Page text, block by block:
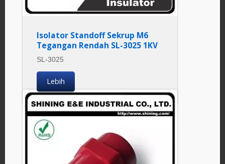
Isolator Standoff Sekrup M6
Tegangan Rendah SL-3025 1KV
SL-3025
Lebih